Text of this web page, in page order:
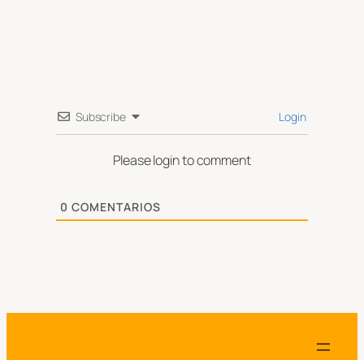
Subscribe Login
Please login to comment
0 COMENTARIOS